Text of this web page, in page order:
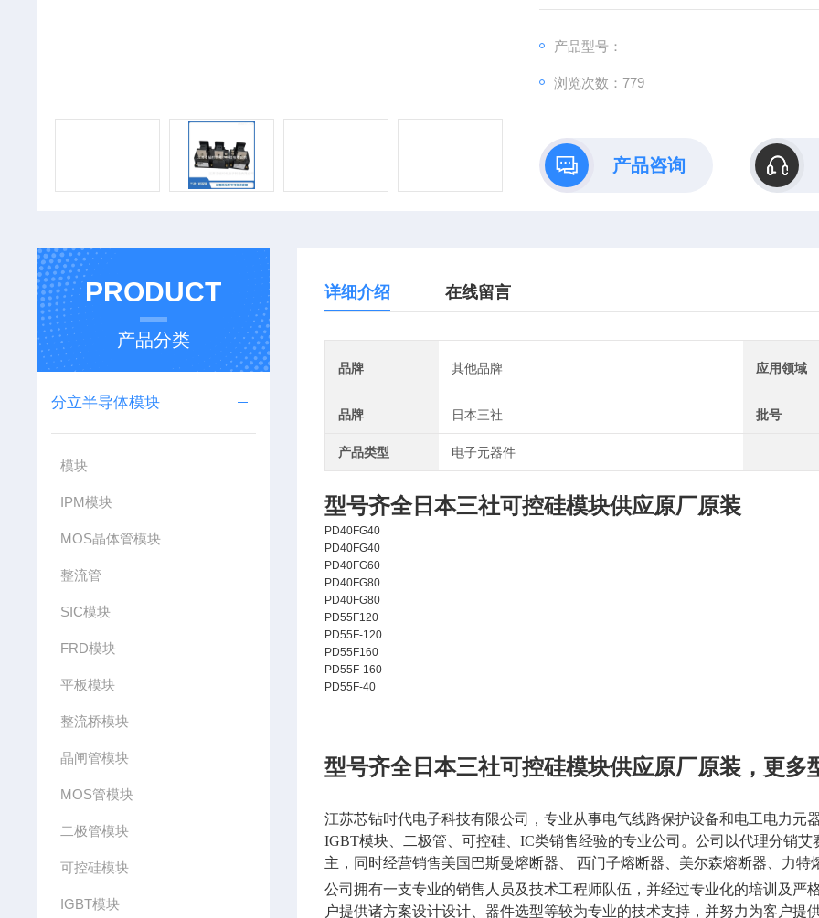
产品型号：
浏览次数：779
产品咨询
PRODUCT
产品分类
分立半导体模块
模块
IPM模块
MOS晶体管模块
整流管
SIC模块
FRD模块
平板模块
整流桥模块
晶闸管模块
MOS管模块
二极管模块
可控硅模块
IGBT模块
详细介绍 在线留言
品牌 其他品牌 应用领域
品牌 日本三社 批号
产品类型 电子元器件
型号齐全日本三社可控硅模块供应原厂原装
PD40FG40
PD40FG40
PD40FG60
PD40FG80
PD40FG80
PD55F120
PD55F-120
PD55F160
PD55F-160
PD55F-40
型号齐全日本三社可控硅模块供应原厂原装，更多
江苏芯钻时代电子科技有限公司，专业从事电气线路保护设备和电工电力元
IGBT模块、二极管、可控硅、IC类销售经验的专业公司。公司以代理分销
主，同时经营销售美国巴斯曼熔断器、 西门子熔断器、美尔森熔断器、力特
公司拥有一支专业的销售人员及技术工程师队伍，并经过专业化的培训及严
户提供诸方案设计设计、器件选型等较为专业的技术支持，并努力为客户提